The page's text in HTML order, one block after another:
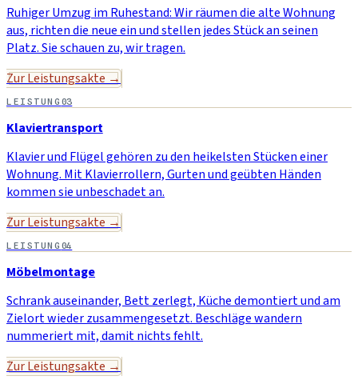
Ruhiger Umzug im Ruhestand: Wir räumen die alte Wohnung
aus, richten die neue ein und stellen jedes Stück an seinen
Platz. Sie schauen zu, wir tragen.
Zur Leistungsakte →
LEISTUNG 03
Klaviertransport
Klavier und Flügel gehören zu den heikelsten Stücken einer
Wohnung. Mit Klavierrollern, Gurten und geübten Händen
kommen sie unbeschadet an.
Zur Leistungsakte →
LEISTUNG 04
Möbelmontage
Schrank auseinander, Bett zerlegt, Küche demontiert und am
Zielort wieder zusammengesetzt. Beschläge wandern
nummeriert mit, damit nichts fehlt.
Zur Leistungsakte →